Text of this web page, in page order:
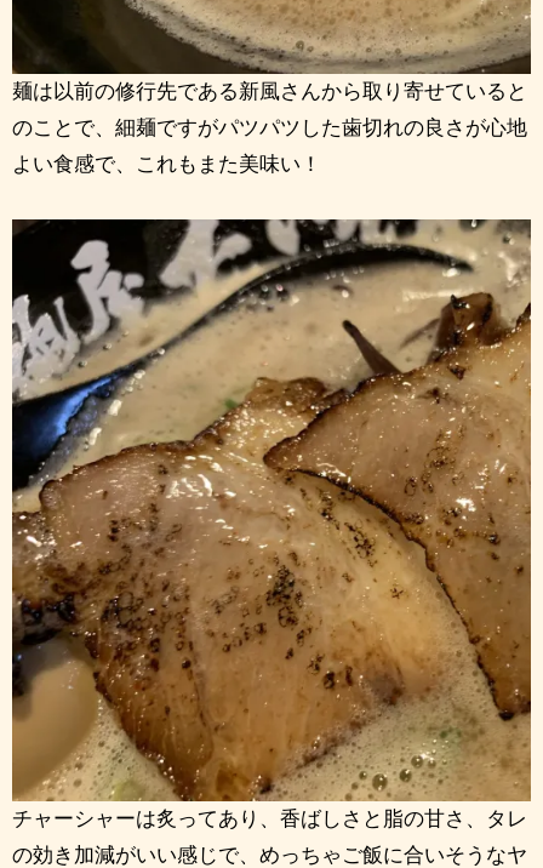
麺は以前の修行先である新風さんから取り寄せていると
のことで、細麺ですがパツパツした歯切れの良さが心地
よい食感で、これもまた美味い！
チャーシャーは炙ってあり、香ばしさと脂の甘さ、タレ
の効き加減がいい感じで、めっちゃご飯に合いそうなヤ